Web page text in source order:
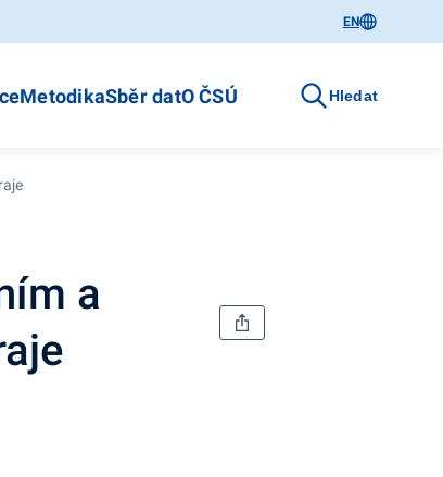
EN
MetodikaSběr datO ČSÚ Hledat
a